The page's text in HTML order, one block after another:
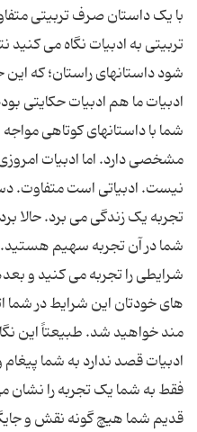
با یک داستان صرف تربیتی
تربیتی به ادبیات نگاه می
شود داستانهای راستان؛ که این
ادبیات ما هم ادبیات حکایتی
شما با داستانهای کوتاهی
مشخصی دارد. اما ادبیات
نیست. ادبیاتی است متفاوت.
تجربه یک زندگی می برد. حالا
شما در آن تجربه سهیم
شرایطی را تجربه می کنید و
های خودتان این شرایط در شما
مند خواهید شد. طبیعتاً این
ادبیات قصد ندارد به شما
فقط به شما یک تجربه را نشان
قدیم شما هیچ گونه نقش و